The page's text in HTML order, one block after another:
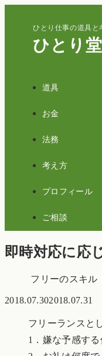
ひとり仕事の道具と
ひとり
道具
お金
法務
考え方
プロフィール
ご相談
即時対応に応
フリーのスキル
2018.07.302018.07.31
フリーランスと
1．嫌な予感す